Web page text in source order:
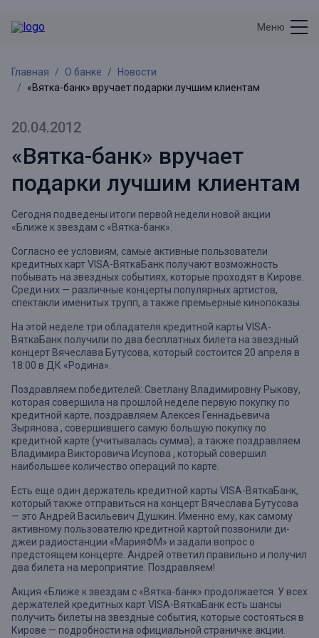
Меню
Главная О банке
Новости
«Вятка-банк» вручает подарки лучшим клиентам
20.04.2012
«Вятка-банк» вручает
подарки лучшим клиентам
Сегодня подведены итоги первой недели новой акции
«Ближе к звездам с «Вятка-банк».
Согласно ее условиям, самые активные пользователи
кредитных карт VISA-ВяткаБанк получают возможность
побывать на звездных событиях, которые проходят в Кирове.
Среди них — различные концерты популярных артистов,
спектакли именитых трупп, а также премьерные кинопоказы.
На этой неделе три обладателя кредитной карты VISA-
ВяткаБанк получили по два бесплатных билета на звездный
концерт Вячеслава Бутусова, который состоится 20 апреля в
18:00 в ДК «Родина».
Поздравляем победителей: Светлану Владимировну Рыкову,
которая совершила на прошлой неделе первую покупку по
кредитной карте, поздравляем Алексея Геннадьевича
Зырянова , совершившего самую большую покупку по
кредитной карте (учитывалась сумма), а также поздравляем
Владимира Викторовича Исупова , который совершил
наибольшее количество операций по карте.
Есть еще один держатель кредитной карты VISA-ВяткаБанк,
который также отправиться на концерт Вячеслава Бутусова
— это Андрей Васильевич Душкин. Именно ему, как самому
активному пользователю кредитной картой позвонили ди-
джеи радиостанции «МарияФМ» и задали вопрос о
предстоящем концерте. Андрей ответил правильно и получил
два билета на мероприятие. Поздравляем!
Акция «Ближе к звездам с «Вятка-банк» продолжается. У всех
держателей кредитных карт VISA-ВяткаБанк есть шансы
получить билеты на звездные события, которые состояться в
Кирове — подробности на официальной страничке акции.